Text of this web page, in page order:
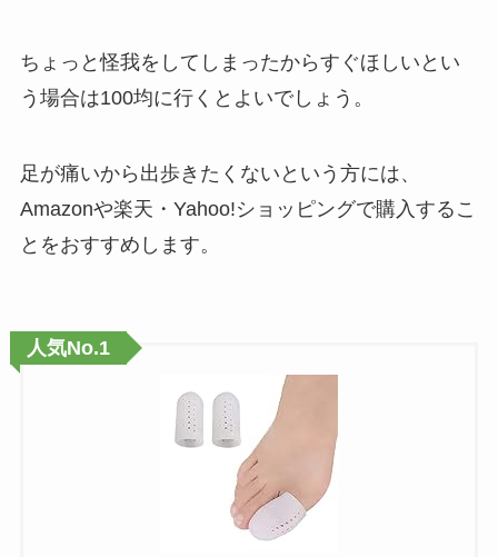
ちょっと怪我をしてしまったからすぐほしいとい
う場合は100均に行くとよいでしょう。
足が痛いから出歩きたくないという方には、
Amazonや楽天・Yahoo!ショッピングで購入するこ
とをおすすめします。
人気No.1